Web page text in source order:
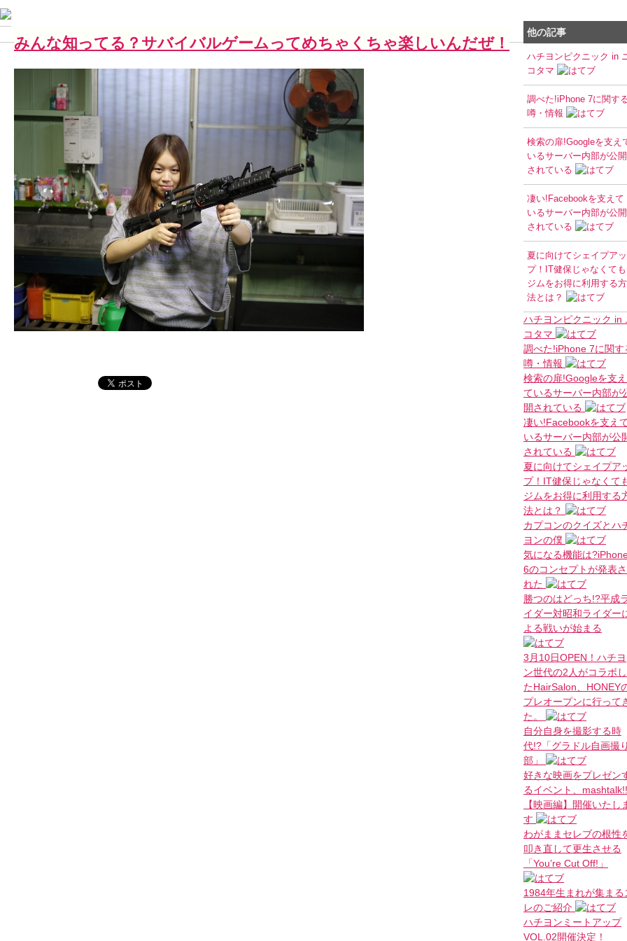
みんな知ってる？サバイバルゲームってめちゃくちゃ楽しいんだぜ！
他の記事
ハチヨンピクニック in
コタマ
調べた!iPhone 7に関す
噂・情報
検索の扉!Googleを支え
いるサーバー内部が公開
されている
凄い!Facebookを支えて
いるサーバー内部が公開
されている
夏に向けてシェイプアッ
プ！IT健保じゃなくても
ジムをお得に利用する方
法とは？
ハチヨンピクニック in
コタマ
調べた!iPhone 7に関す
噂・情報
検索の扉!Googleを支え
ているサーバー内部が
開されている
凄い!Facebookを支え
いるサーバー内部が公
されている
夏に向けてシェイプア
プ！IT健保じゃなくて
ジムをお得に利用する
法とは？
カプコンのクイズとハ
ヨンの僕
気になる機能は
6のコンセプトが発表さ
れた
勝つのはどっち!?平成
イダー対昭和ライダー
よる戦いが始まる
3月10日OPEN！ハチヨ
ン世代の2人がコラボし
たHairSalon、HONEY
プレオープンに行って
た。
自分自身を撮影する時
代!?「グラドル自画撮り
部」
好きな映画をプレゼン
るイベント、mashtalk!!
【映画編】開催いたし
す
わがままセレブの根性
叩き直して更生させる
「You’re Cut Off!」
1984年生まれが集まる
レのご紹介
ハチヨンミートアップ
VOL.02開催決定！